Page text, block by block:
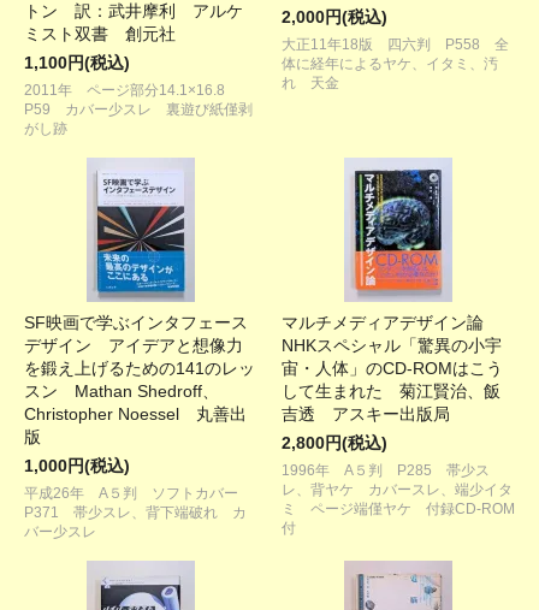
トン 訳：武井摩利 アルケ
ミスト双書 創元社
1,100円(税込)
2011年 ページ部分14.1×16.8
P59 カバー少スレ 裏遊び紙僅剥
がし跡
2,000円(税込)
大正11年18版 四六判 P558 全
体に経年によるヤケ、イタミ、汚
れ 天金
SF映画で学ぶインタフェース
デザイン アイデアと想像力
を鍛え上げるための141のレッ
スン Mathan Shedroff、
Christopher Noessel 丸善出
版
1,000円(税込)
平成26年 A５判 ソフトカバー
P371 帯少スレ、背下端破れ カ
バー少スレ
マルチメディアデザイン論
NHKスペシャル「驚異の小宇
宙・人体」のCD-ROMはこう
して生まれた 菊江賢治、飯
吉透 アスキー出版局
2,800円(税込)
1996年 A５判 P285 帯少ス
レ、背ヤケ カバースレ、端少イタ
ミ ページ端僅ヤケ 付録CD-ROM
付